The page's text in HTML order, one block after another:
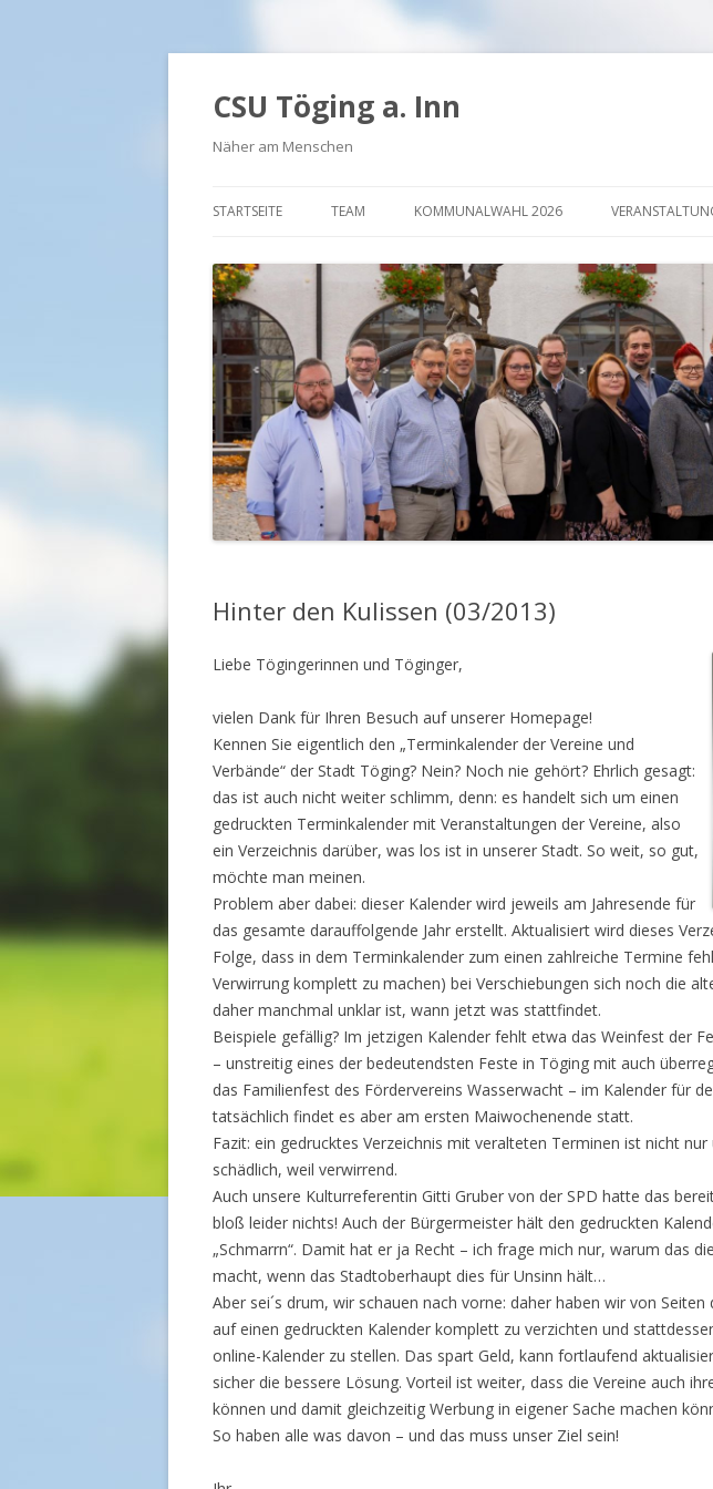
CSU Töging a. Inn
Näher am Menschen
STARTSEITE TEAM
VORSTAND FU
VORSTAND JU
KOMMUNALWAHL 2026
Hinter den Kulissen (03/2013)
Liebe Tögingerinnen und Töginger,
vielen Dank für Ihren Besuch auf unserer Homepage!
Kennen Sie eigentlich den „Terminkalender der Vereine und
Verbände“ der Stadt Töging? Nein? Noch nie gehört? Ehrlich gesagt:
das ist auch nicht weiter schlimm, denn: es handelt sich um einen
gedruckten Terminkalender mit Veranstaltungen der Vereine, also
ein Verzeichnis darüber, was los ist in unserer Stadt. So weit, so gut,
möchte man meinen.
Problem aber dabei: dieser Kalender wird jeweils am Jahresende für
das gesamte darauffolgende Jahr erstellt. Aktualisiert wird dieses
Folge, dass in dem Terminkalender zum einen zahlreiche Termine
Verwirrung komplett zu machen) bei Verschiebungen sich noch die
daher manchmal unklar ist, wann jetzt was stattfindet.
Beispiele gefällig? Im jetzigen Kalender fehlt etwa das Weinfest der
– unstreitig eines der bedeutendsten Feste in Töging mit auch
das Familienfest des Fördervereins Wasserwacht – im Kalender für
tatsächlich findet es aber am ersten Maiwochenende statt.
Fazit: ein gedrucktes Verzeichnis mit veralteten Terminen ist nicht
schädlich, weil verwirrend.
Auch unsere Kulturreferentin Gitti Gruber von der SPD hatte das
bloß leider nichts! Auch der Bürgermeister hält den gedruckten
„Schmarrn“. Damit hat er ja Recht – ich frage mich nur, warum das
macht, wenn das Stadtoberhaupt dies für Unsinn hält…
Aber sei´s drum, wir schauen nach vorne: daher haben wir von Seiten
auf einen gedruckten Kalender komplett zu verzichten und
online-Kalender zu stellen. Das spart Geld, kann fortlaufend
sicher die bessere Lösung. Vorteil ist weiter, dass die Vereine auch
können und damit gleichzeitig Werbung in eigener Sache machen
So haben alle was davon – und das muss unser Ziel sein!